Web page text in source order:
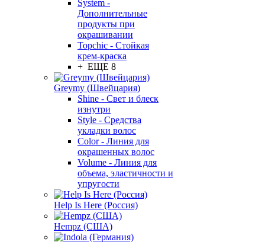
System -
Дополнительные
продукты при
окрашивании
Topchic - Стойкая
крем-краска
+ ЕЩЕ 8
Greymy (Швейцария)
Shine - Свет и блеск
изнутри
Style - Средства
укладки волос
Color - Линия для
окрашенных волос
Volume - Линия для
объема, эластичности и
упругости
Help Is Here (Россия)
Hempz (США)